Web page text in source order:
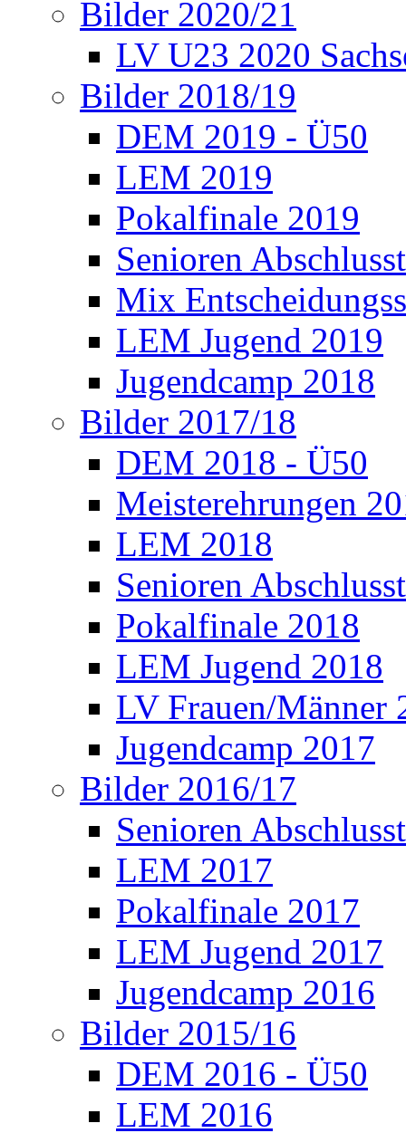
Bilder 2020/21
LV U23 2020
Bilder 2018/19
DEM 2019 - Ü50
LEM 2019
Pokalfinale 2019
Senioren
Mix
LEM Jugend 2019
Jugendcamp 2018
Bilder 2017/18
DEM 2018 - Ü50
Meisterehrungen
LEM 2018
Senioren
Pokalfinale 2018
LEM Jugend 2018
LV Frauen/Männer
Jugendcamp 2017
Bilder 2016/17
Senioren
LEM 2017
Pokalfinale 2017
LEM Jugend 2017
Jugendcamp 2016
Bilder 2015/16
DEM 2016 - Ü50
LEM 2016